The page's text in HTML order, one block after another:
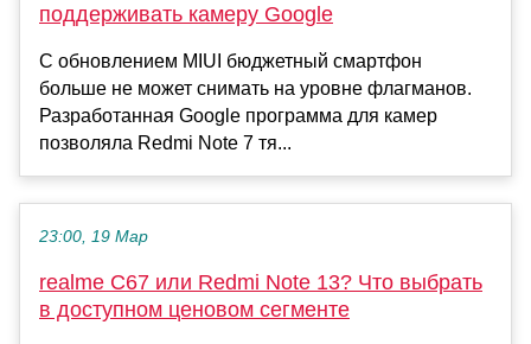
поддерживать камеру Google
С обновлением MIUI бюджетный смартфон
больше не может снимать на уровне флагманов.
Разработанная Google программа для камер
позволяла Redmi Note 7 тя...
23:00, 19 Мар
realme C67 или Redmi Note 13? Что выбрать
в доступном ценовом сегменте